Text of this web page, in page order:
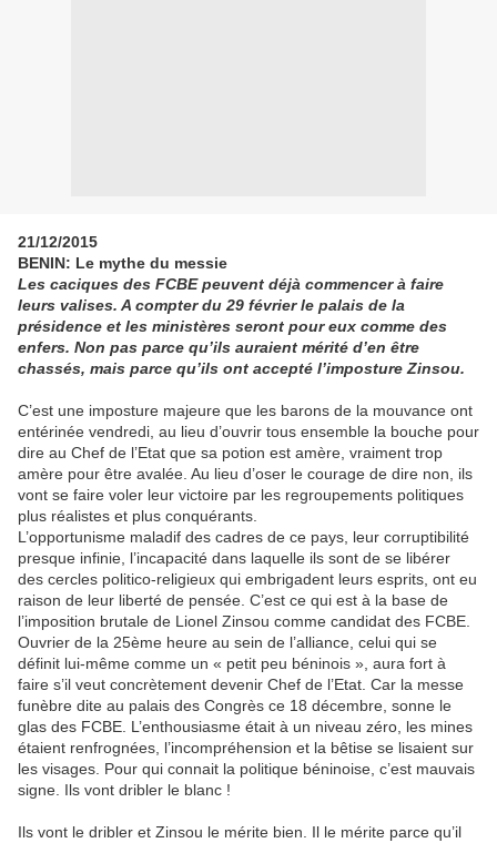
21/12/2015
BENIN: Le mythe du messie
Les caciques des FCBE peuvent déjà commencer à faire
leurs valises. A compter du 29 février le palais de la
présidence et les ministères seront pour eux comme des
enfers. Non pas parce qu’ils auraient mérité d’en être
chassés, mais parce qu’ils ont accepté l’imposture Zinsou.
C’est une imposture majeure que les barons de la mouvance ont
entérinée vendredi, au lieu d’ouvrir tous ensemble la bouche pour
dire au Chef de l’Etat que sa potion est amère, vraiment trop
amère pour être avalée. Au lieu d’oser le courage de dire non, ils
vont se faire voler leur victoire par les regroupements politiques
plus réalistes et plus conquérants.
L’opportunisme maladif des cadres de ce pays, leur corruptibilité
presque infinie, l’incapacité dans laquelle ils sont de se libérer
des cercles politico-religieux qui embrigadent leurs esprits, ont eu
raison de leur liberté de pensée. C’est ce qui est à la base de
l’imposition brutale de Lionel Zinsou comme candidat des FCBE.
Ouvrier de la 25ème heure au sein de l’alliance, celui qui se
définit lui-même comme un « petit peu béninois », aura fort à
faire s’il veut concrètement devenir Chef de l’Etat. Car la messe
funèbre dite au palais des Congrès ce 18 décembre, sonne le
glas des FCBE. L’enthousiasme était à un niveau zéro, les mines
étaient renfrognées, l’incompréhension et la bêtise se lisaient sur
les visages. Pour qui connait la politique béninoise, c’est mauvais
signe. Ils vont dribler le blanc !
Ils vont le dribler et Zinsou le mérite bien. Il le mérite parce qu’il